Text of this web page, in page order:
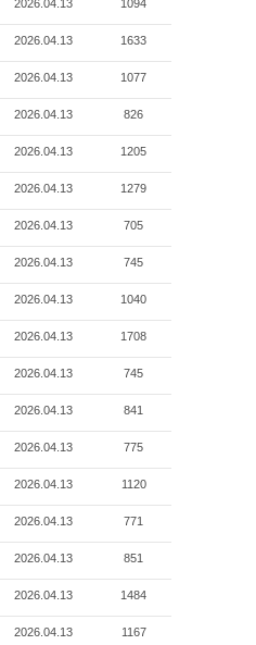
2026.04.13 1094
2026.04.13 1633
2026.04.13 1077
2026.04.13 826
2026.04.13 1205
2026.04.13 1279
2026.04.13 705
2026.04.13 745
2026.04.13 1040
2026.04.13 1708
2026.04.13 745
2026.04.13 841
2026.04.13 775
2026.04.13 1120
2026.04.13 771
2026.04.13 851
2026.04.13 1484
2026.04.13 1167